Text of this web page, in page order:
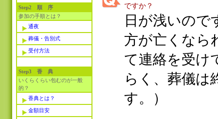
Step2 順 序
参加の手順とは？
通夜
葬儀・告別式
受付方法
Step3 香 典
いくらくらい包むのが一般
的？
香典とは？
金額目安
ですか？
日が浅いので
方が亡くなら
て連絡を受け
らく、葬儀は
す。）